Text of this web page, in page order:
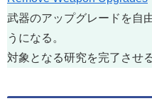
武器のアップグレードを自
うになる。
対象となる研究を完了させ